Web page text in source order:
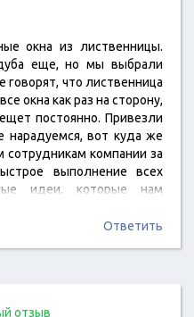
окна из лиственницы.
еще, но мы выбрали
что лиственница
окна как раз на сторону,
постоянно. Привезли
нарадуемся, вот куда же
сотрудникам компании за
выполнение всех
идеи, которые нам
Ответить
отзыв